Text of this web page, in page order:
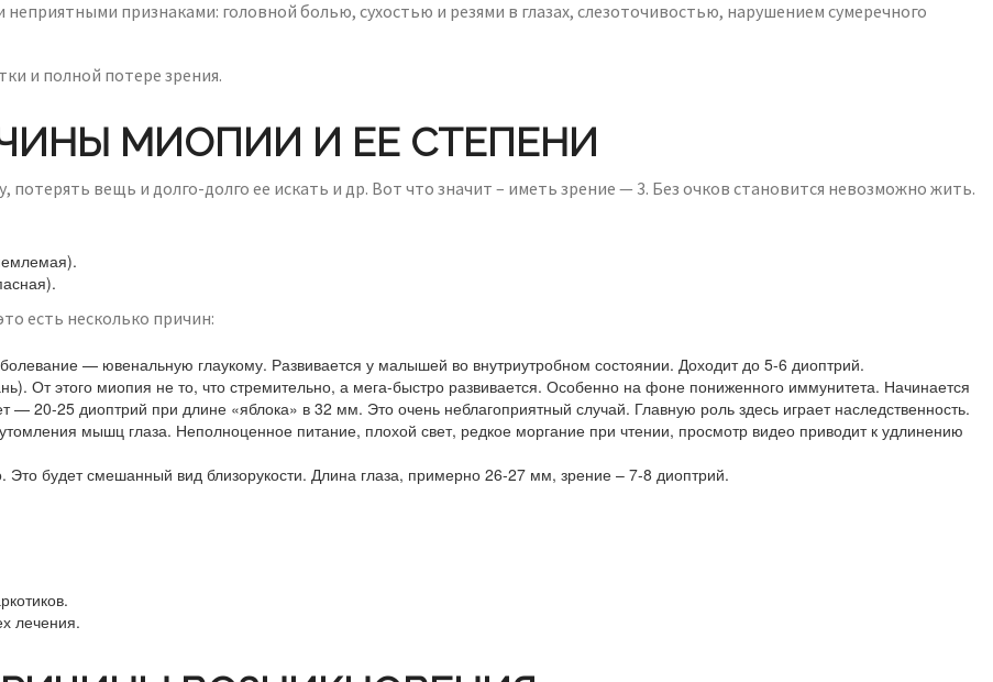
признаками: головной болью, сухостью и резями в глазах, слезоточивостью, нарушением сумеречного
и полной потере зрения.
МИОПИИ И ЕЕ СТЕПЕНИ
потерять вещь и долго-долго ее искать и др. Вот что значит – иметь зрение — 3. Без очков становится невозможно жить.
есть несколько причин:
— ювенальную глаукому. Развивается у малышей во внутриутробном состоянии. Доходит до 5-6 диоптрий.
От этого миопия не то, что стремительно, а мега-быстро развивается. Особенно на фоне пониженного иммунитета. Начинается
— 20-25 диоптрий при длине «яблока» в 32 мм. Это очень неблагоприятный случай. Главную роль здесь играет наследственность.
мышц глаза. Неполноценное питание, плохой свет, редкое моргание при чтении, просмотр видео приводит к удлинению
Это будет смешанный вид близорукости. Длина глаза, примерно 26-27 мм, зрение – 7-8 диоптрий.
лечения.